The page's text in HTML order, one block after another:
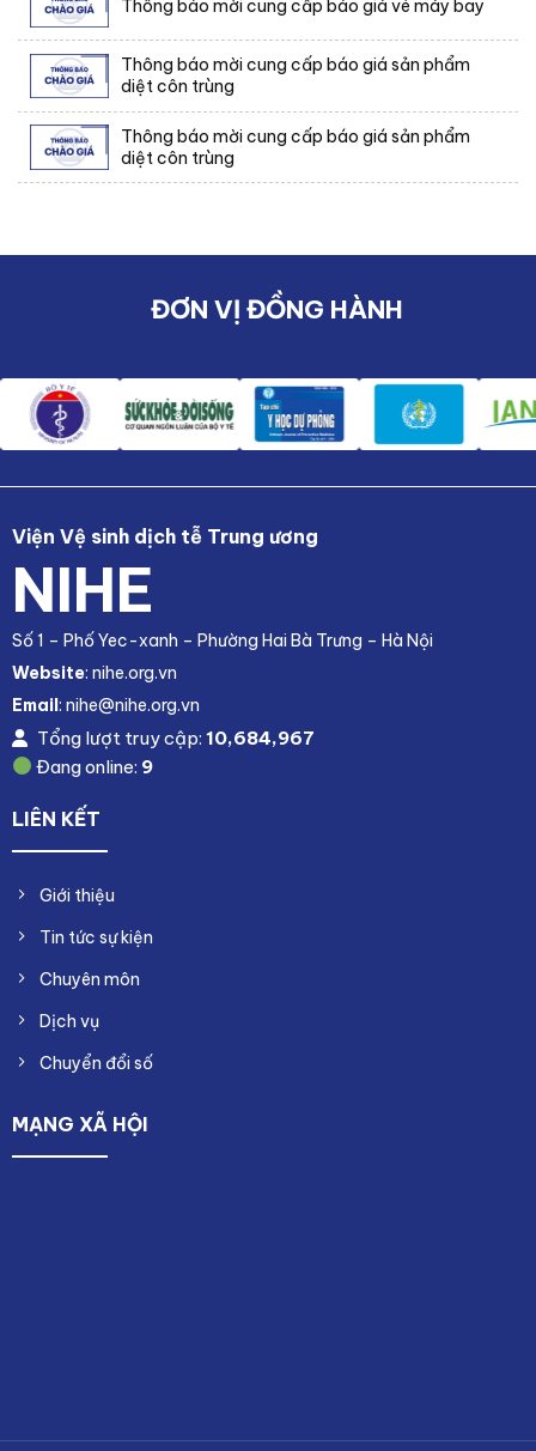
Thông báo mời cung cấp báo giá vé máy bay
Thông báo mời cung cấp báo giá sản phẩm
diệt côn trùng
Thông báo mời cung cấp báo giá sản phẩm
diệt côn trùng
ĐƠN VỊ ĐỒNG HÀNH
Viện Vệ sinh dịch tễ Trung ương
NIHE
Số 1 – Phố Yec-xanh – Phường Hai Bà Trưng – Hà Nội
Website: nihe.org.vn
Email: nihe@nihe.org.vn
Tổng lượt truy cập: 10,684,967
Đang online: 9
LIÊN KẾT
Giới thiệu
Tin tức sự kiện
Chuyên môn
Dịch vụ
Chuyển đổi số
MẠNG XÃ HỘI